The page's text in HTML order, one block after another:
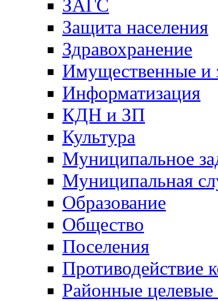
ЗАГС
Защита населения
Здравохранение
Имущественные и
Информатизация
КДН и ЗП
Культура
Муниципальное
Муниципальная
Образование
Общество
Поселения
Противодействие
Районные